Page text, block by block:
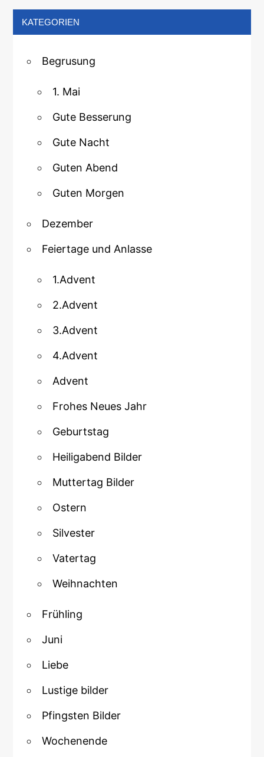
KATEGORIEN
Begrusung
1. Mai
Gute Besserung
Gute Nacht
Guten Abend
Guten Morgen
Dezember
Feiertage und Anlasse
1.Advent
2.Advent
3.Advent
4.Advent
Advent
Frohes Neues Jahr
Geburtstag
Heiligabend Bilder
Muttertag Bilder
Ostern
Silvester
Vatertag
Weihnachten
Frühling
Juni
Liebe
Lustige bilder
Pfingsten Bilder
Wochenende